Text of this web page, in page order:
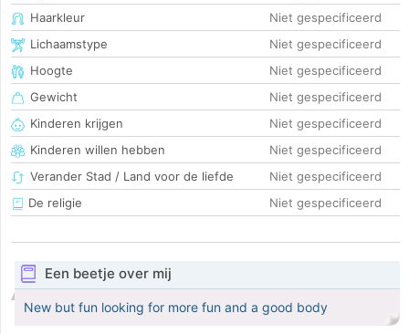
Haarkleur
Niet gespecificeerd
Lichaamstype
Niet gespecificeerd
Hoogte
Niet gespecificeerd
Gewicht
Niet gespecificeerd
Kinderen krijgen
Niet gespecificeerd
Kinderen willen hebben
Niet gespecificeerd
Verander Stad / Land voor de liefde
Niet gespecificeerd
De religie
Niet gespecificeerd
Een beetje over mij
New but fun looking for more fun and a good body